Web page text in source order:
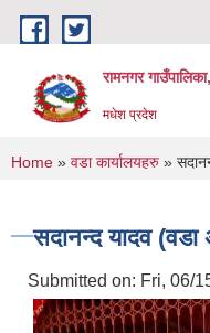
Skip to main content
रामनगर
मधेश प्रदेश
You are here
Home » वडा कार्यालयहरु »
सदानन्द यादव (वडा
Submitted on: Fri, 06/